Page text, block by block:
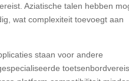
Aziatische talen hebben
wat complexiteit toevoegt aan
staan voor andere